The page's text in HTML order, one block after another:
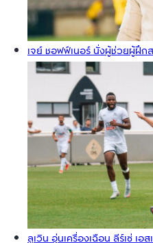
เจย์ ชอฟฟ์เนอร์ นั่งผู้ช่วยผู้ฝึก
ลูเวิน อุ่นเครื่องเฉือน ลีร์เซ่ เอส